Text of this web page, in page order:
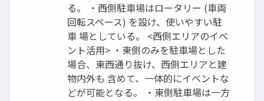
る。 ・西側駐車場はロータリー (車両
回転スペース) を設け、使いやすい駐
車 場としている。 <西側エリアのイベ
ント活用> ・東側のみを駐車場とした
場合、東西通り抜け、西側エリアと建
物内外も 含めて、一体的にイベントな
どが可能となる。 ・東側駐車場は一方